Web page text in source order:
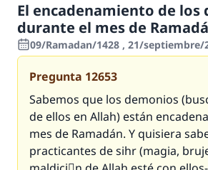
El encadenamiento de los
durante el mes de
09/Ramadan/1428 , 21/septiembre/
Pregunta 12653
Sabemos que los demonios
de ellos en Allah) están
mes de Ramadán. Y quisiera
practicantes de sihr (magia,